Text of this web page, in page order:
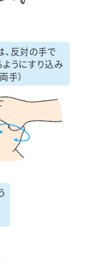
、反対の手で
ようにすり込み
手）